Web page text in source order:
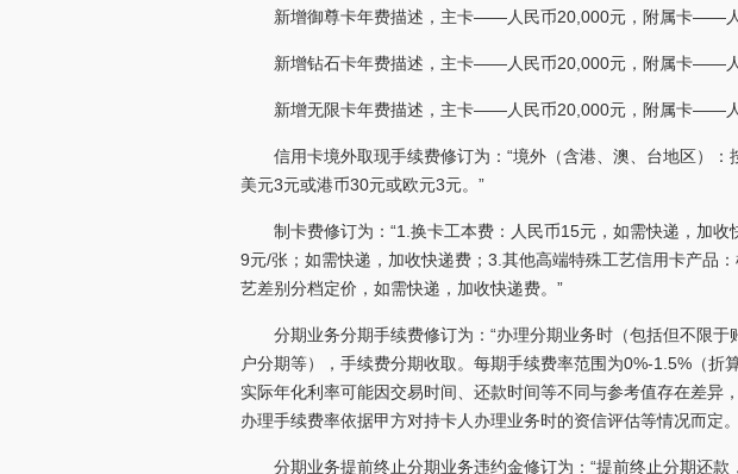
新增御尊卡年费描述，主卡——人民币20,000元，附属卡——人
新增钻石卡年费描述，主卡——人民币20,000元，附属卡——人
新增无限卡年费描述，主卡——人民币20,000元，附属卡——
信用卡境外取现手续费修订为：“境外（含港、澳、台地区）
美元3元或港币30元或欧元3元。”
制卡费修订为：“1.换卡工本费：人民币15元，如需快递，加
9元/张；如需快递，加收快递费；3.其他高端特殊工艺信用卡产品
艺差别分档定价，如需快递，加收快递费。”
分期业务分期手续费修订为：“办理分期业务时（包括但不限
户分期等），手续费分期收取。每期手续费率范围为0%-1.5%（折
实际年化利率可能因交易时间、还款时间等不同与参考值存在差异
办理手续费率依据甲方对持卡人办理业务时的资信评估等情况而定
分期业务提前终止分期业务违约金修订为：“提前终止分期还款